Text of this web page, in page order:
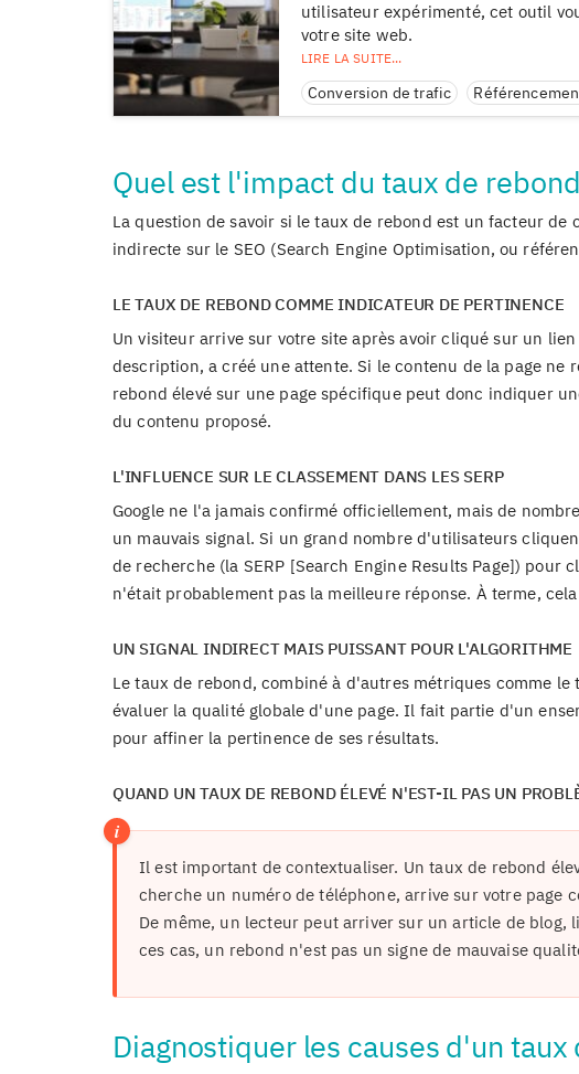
utilisateur expérimenté, cet outil
votre site web.
Conversion de trafic
Quel est l'impact du taux de
La question de savoir si le taux de rebond est un facteur
indirecte sur le SEO (Search Engine Optimisation, ou
LE TAUX DE REBOND COMME INDICATEUR DE PERTINENCE
Un visiteur arrive sur votre site après avoir cliqué sur un
description, a créé une attente. Si le contenu de la page
rebond élevé sur une page spécifique peut donc indiquer
du contenu proposé.
L'INFLUENCE SUR LE CLASSEMENT DANS LES SERP
Google ne l'a jamais confirmé officiellement, mais de
un mauvais signal. Si un grand nombre d'utilisateurs
de recherche (la SERP [Search Engine Results Page])
n'était probablement pas la meilleure réponse. À terme,
UN SIGNAL INDIRECT MAIS PUISSANT POUR L'ALGORITHME
Le taux de rebond, combiné à d'autres métriques comme
évaluer la qualité globale d'une page. Il fait partie d'un
pour affiner la pertinence de ses résultats.
QUAND UN TAUX DE REBOND ÉLEVÉ N'EST-IL PAS UN
Il est important de contextualiser. Un taux de rebond
cherche un numéro de téléphone, arrive sur votre
De même, un lecteur peut arriver sur un article de
ces cas, un rebond n'est pas un signe de mauvaise
Diagnostiquer les causes d'un